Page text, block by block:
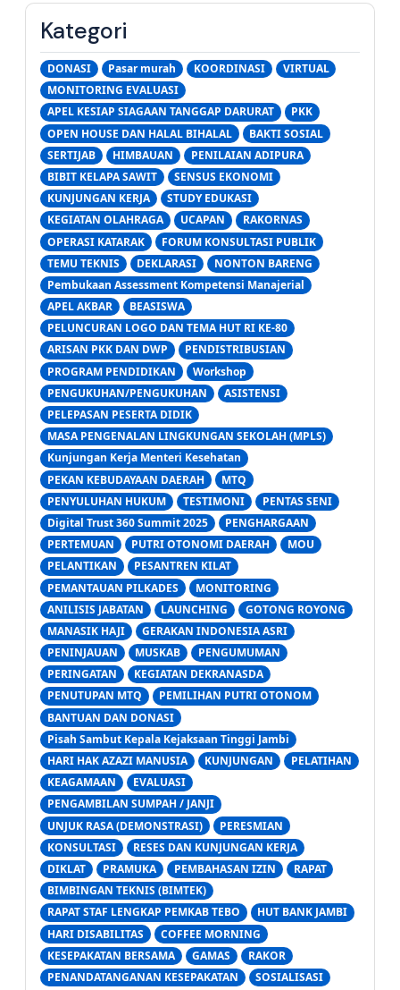
Kategori
DONASI Pasar murah KOORDINASI
VIRTUAL
MONITORING EVALUASI
APEL KESIAP SIAGAAN TANGGAP DARURAT
PKK
OPEN HOUSE DAN HALAL BIHALAL
BAKTI SOSIAL
SERTIJAB
HIMBAUAN
PENILAIAN ADIPURA
BIBIT KELAPA SAWIT
SENSUS EKONOMI
KUNJUNGAN KERJA
STUDY EDUKASI
KEGIATAN OLAHRAGA
UCAPAN
RAKORNAS
OPERASI KATARAK
FORUM KONSULTASI PUBLIK
TEMU TEKNIS
DEKLARASI
NONTON BARENG
Pembukaan Assessment Kompetensi Manajerial
APEL AKBAR
BEASISWA
PELUNCURAN LOGO DAN TEMA HUT RI KE-80
ARISAN PKK DAN DWP
PENDISTRIBUSIAN
PROGRAM PENDIDIKAN
Workshop
PENGUKUHAN/PENGUKUHAN
ASISTENSI
PELEPASAN PESERTA DIDIK
MASA PENGENALAN LINGKUNGAN SEKOLAH (MPLS)
Kunjungan Kerja Menteri Kesehatan
PEKAN KEBUDAYAAN DAERAH
MTQ
PENYULUHAN HUKUM
TESTIMONI
PENTAS SENI
Digital Trust 360 Summit 2025
PENGHARGAAN
PERTEMUAN
PUTRI OTONOMI DAERAH
MOU
PELANTIKAN
PESANTREN KILAT
PEMANTAUAN PILKADES
MONITORING
ANILISIS JABATAN
LAUNCHING
GOTONG ROYONG
MANASIK HAJI
GERAKAN INDONESIA ASRI
PENINJAUAN
MUSKAB
PENGUMUMAN
PERINGATAN
KEGIATAN DEKRANASDA
PENUTUPAN MTQ
PEMILIHAN PUTRI OTONOM
BANTUAN DAN DONASI
Pisah Sambut Kepala Kejaksaan Tinggi Jambi
HARI HAK AZAZI MANUSIA
KUNJUNGAN
PELATIHAN
KEAGAMAAN
EVALUASI
PENGAMBILAN SUMPAH / JANJI
UNJUK RASA (DEMONSTRASI)
PERESMIAN
KONSULTASI
RESES DAN KUNJUNGAN KERJA
DIKLAT
PRAMUKA PEMBAHASAN IZIN
RAPAT
BIMBINGAN TEKNIS (BIMTEK)
RAPAT STAF LENGKAP PEMKAB TEBO
HUT BANK JAMBI
HARI DISABILITAS
COFFEE MORNING
KESEPAKATAN BERSAMA
GAMAS
RAKOR
PENANDATANGANAN KESEPAKATAN
SOSIALISASI